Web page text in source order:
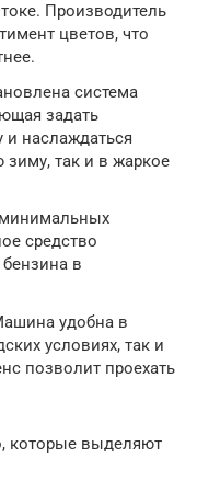
Производитель
цветов, что
система
задать
и наслаждаться
так и в жаркое
средство
бензина в
удобна в
условиях, так и
позволит проехать
которые выделяют